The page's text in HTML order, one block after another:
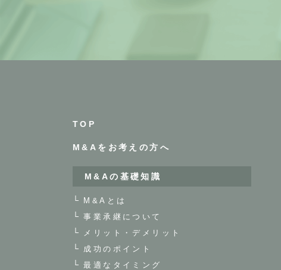
TOP
M&Aをお考えの方へ
M&Aの基礎知識
M&Aとは
事業承継について
メリット・デメリット
成功のポイント
最適なタイミング